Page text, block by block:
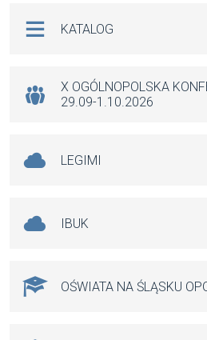
o
k
p
KATALOG
X OGÓLNOPOLSKA
29.09-1.10.2026
LEGIMI
IBUK
OŚWIATA NA ŚLĄSKU